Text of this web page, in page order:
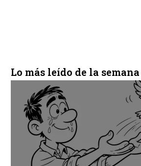
Lo más leído de la semana